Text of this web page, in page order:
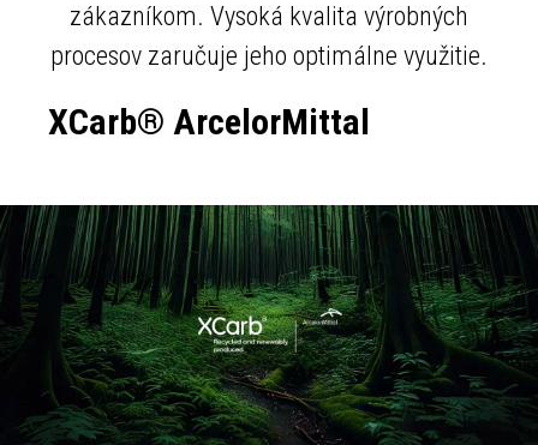
zákazníkom. Vysoká kvalita výrobných
procesov zaručuje jeho optimálne využitie.
XCarb® ArcelorMittal